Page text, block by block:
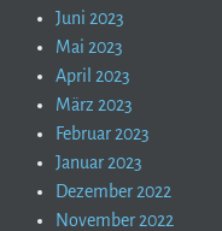
Juni 2023
Mai 2023
April 2023
März 2023
Februar 2023
Januar 2023
Dezember 2022
November 2022